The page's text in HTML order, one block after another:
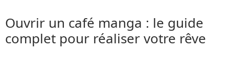
Ouvrir un café manga : le guide
complet pour réaliser votre rêve